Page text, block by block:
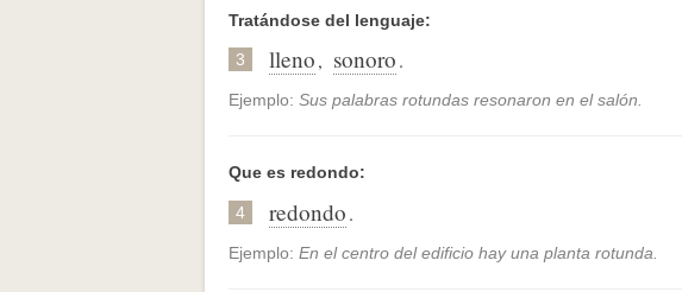
Tratándose del lenguaje:
3 lleno, sonoro.
Ejemplo: Sus palabras rotundas resonaron en el salón.
Que es redondo:
4 redondo.
Ejemplo: En el centro del edificio hay una planta rotunda.